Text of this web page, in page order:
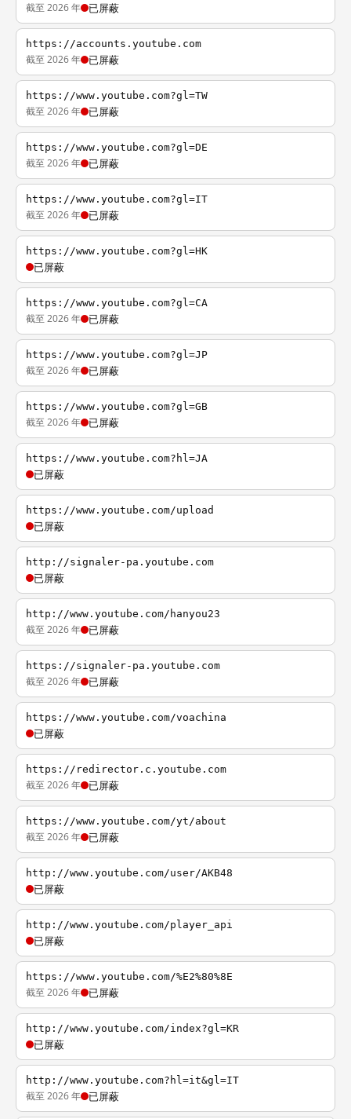
截至 2026 年 已屏蔽
https://accounts.youtube.com
截至 2026 年 已屏蔽
https://www.youtube.com?gl=TW
截至 2026 年 已屏蔽
https://www.youtube.com?gl=DE
截至 2026 年 已屏蔽
https://www.youtube.com?gl=IT
截至 2026 年 已屏蔽
https://www.youtube.com?gl=HK
已屏蔽
https://www.youtube.com?gl=CA
截至 2026 年 已屏蔽
https://www.youtube.com?gl=JP
截至 2026 年 已屏蔽
https://www.youtube.com?gl=GB
截至 2026 年 已屏蔽
https://www.youtube.com?hl=JA
已屏蔽
https://www.youtube.com/upload
已屏蔽
http://signaler-pa.youtube.com
已屏蔽
http://www.youtube.com/hanyou23
截至 2026 年 已屏蔽
https://signaler-pa.youtube.com
截至 2026 年 已屏蔽
https://www.youtube.com/voachina
已屏蔽
https://redirector.c.youtube.com
截至 2026 年 已屏蔽
https://www.youtube.com/yt/about
截至 2026 年 已屏蔽
http://www.youtube.com/user/AKB48
已屏蔽
http://www.youtube.com/player_api
已屏蔽
https://www.youtube.com/%E2%80%8E
截至 2026 年 已屏蔽
http://www.youtube.com/index?gl=KR
已屏蔽
http://www.youtube.com?hl=it&gl=IT
截至 2026 年 已屏蔽